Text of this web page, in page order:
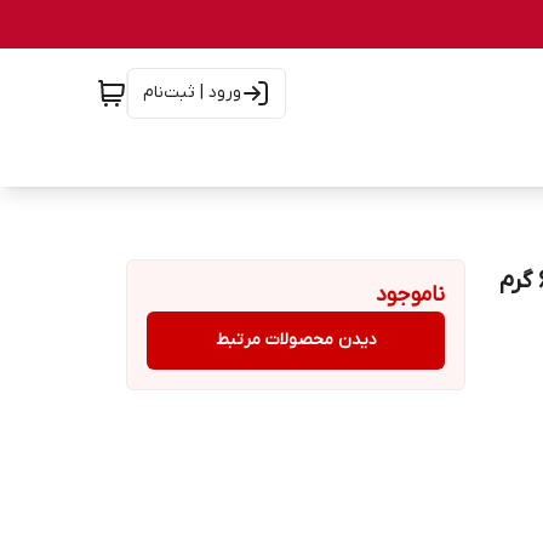
ورود | ثبت‌نام
صابون دورو DURU بسته 4 عددی رایحه کلاسیک وزن 600 گرم
ناموجود
دیدن محصولات مرتبط